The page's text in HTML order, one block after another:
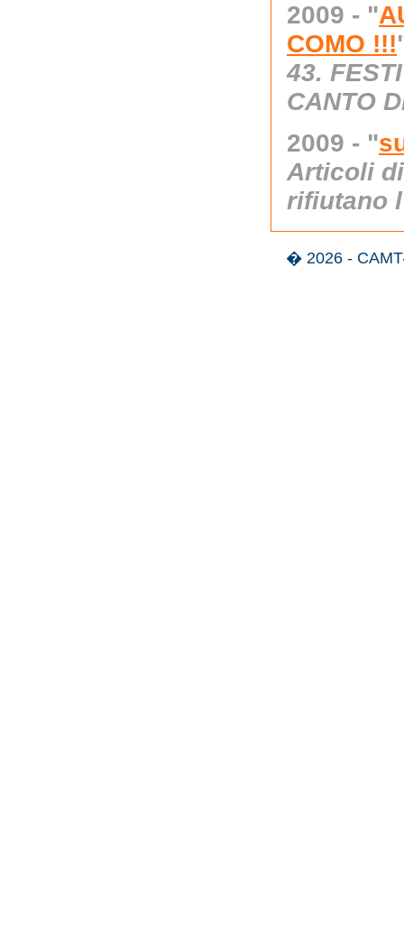
2009 - "
COMO !!!
43.
CANTO
2009 - "
Articoli
rifiutano
� 2026 -